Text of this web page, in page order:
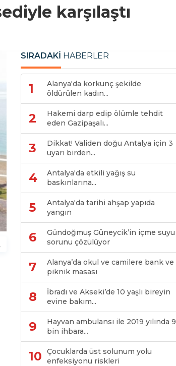
karşılaştı
SIRADAKİ HABERLER
1
Alanya'da korkunç şekilde
öldürülen kadın...
2
Hakemi darp edip ölümle tehdit
eden Gazipaşalı...
3
Dikkat! Validen doğu Antalya için 3
uyarı birden...
4
Antalya'da etkili yağış su
baskınlarına...
5
Antalya'da tarihi ahşap yapıda
yangın
6
Gündoğmuş Güneycik’in içme suyu
sorunu çözülüyor
7
Alanya’da okul ve camilere bank ve
piknik masası
8
İbradı ve Akseki’de 10 yaşlı bireyin
evine bakım...
9
Hayvan ambulansı ile 2019 yılında 9
bin ihbara...
10
Çocuklarda üst solunum yolu
enfeksiyonu riskleri